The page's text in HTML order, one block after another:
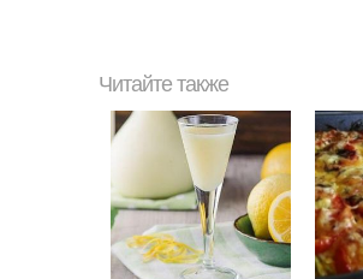
Читайте также